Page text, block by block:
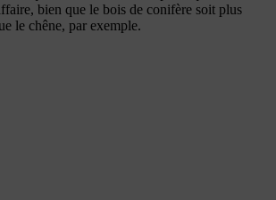
bien que le bois de conifère soit plus
le chêne, par exemple.